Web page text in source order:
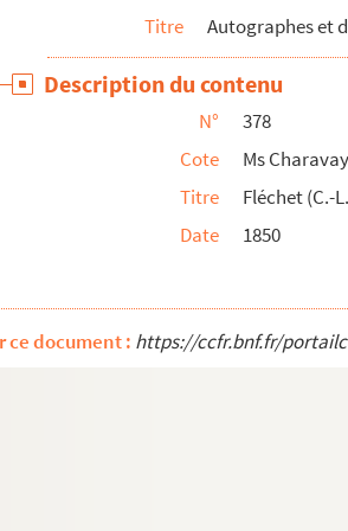
ministre de la marine
auteur
député du Rhône en 1849-1851
l'Arbresle (Rhône)
général à Lyon, auteur
de Savigny (Rhône)
de)
de Lyon
de minéralogie à la Faculté des
Titre
Autographes et
Description du contenu
N°
378
Cote
Ms
Titre
Fléchet (C.-
Date
1850
ce document : https://ccfr.bnf.fr/